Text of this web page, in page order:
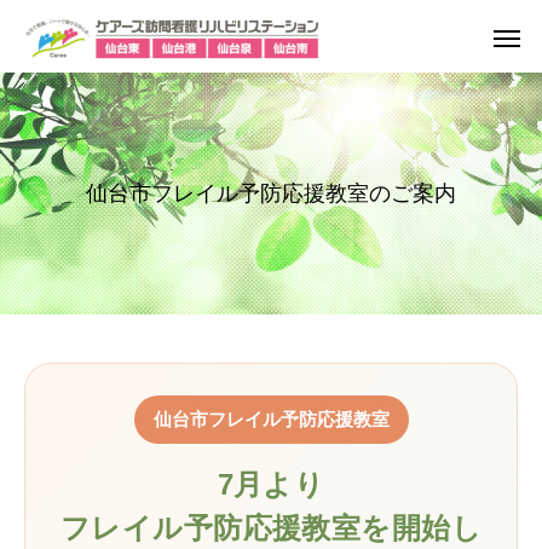
仙台市フレイル予防応援教室のご案内
仙台市フレイル予防応援教室
7月より
フレイル予防応援教室を開始し